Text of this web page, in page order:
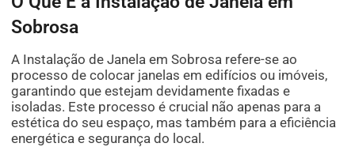
Sobrosa
A Instalação de Janela em Sobrosa refere-se ao
processo de colocar janelas em edifícios ou imóveis,
garantindo que estejam devidamente fixadas e
isoladas. Este processo é crucial não apenas para a
estética do seu espaço, mas também para a eficiência
energética e segurança do local.